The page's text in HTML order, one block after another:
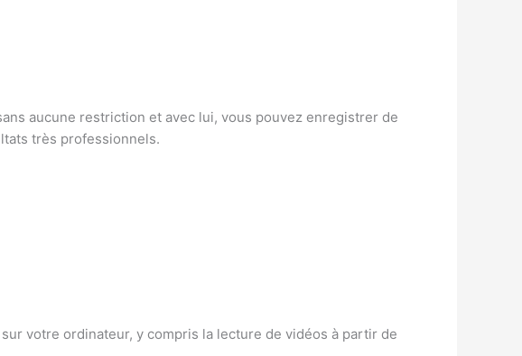
aucune restriction et avec lui, vous pouvez enregistrer de
très professionnels.
votre ordinateur, y compris la lecture de vidéos à partir de